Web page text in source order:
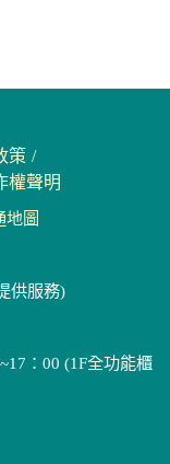
策
權聲明
地圖
供服務)
：00 (1F全功能櫃